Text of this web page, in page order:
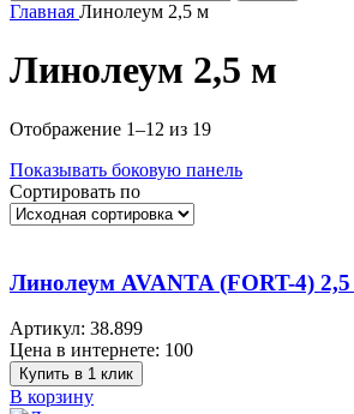
Главная Линолеум 2,5 м
Линолеум 2,5 м
Отображение 1–12 из 19
Показывать боковую панель
Сортировать по
Линолеум AVANTA (FORT-4)
Артикул: 38.899
Цена в интернете: 100
Купить в 1 клик
В корзину